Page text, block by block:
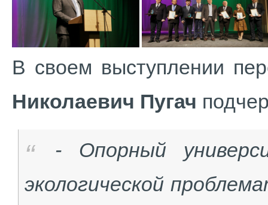
В своем выступлении
Николаевич Пугач
- Опорный
экологической